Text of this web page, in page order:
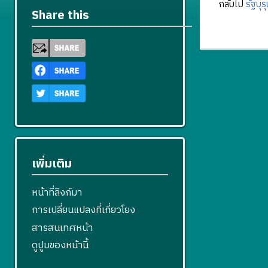
กลับไป รัฐบุ
Share this
เพิ่มเติม
หน้าที่ลิงก์มา
การเปลี่ยนแปลงที่เกี่ยวโยง
สารสนเทศหน้า
ดูปูมของหน้านี้